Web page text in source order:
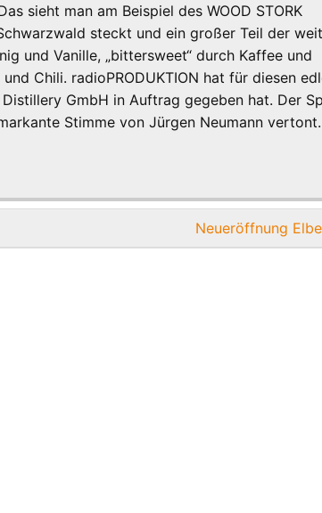
sieht man am Beispiel des WOOD STORK
steckt und ein großer Teil der
und Vanille, „bittersweet“ durch Kaffee und
Chili. radioPRODUKTION hat für diesen
GmbH in Auftrag gegeben hat. Der
Stimme von Jürgen Neumann vertont.
Neueröffnung